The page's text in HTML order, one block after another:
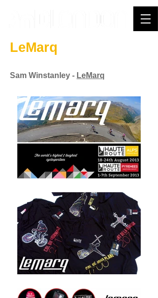
LeMarq
Sam Winstanley - LeMarq